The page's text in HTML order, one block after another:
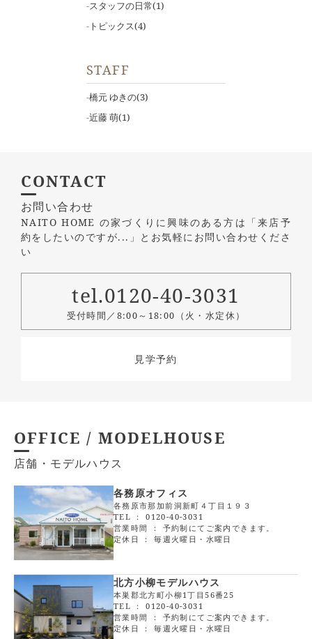
スタッフの日常(1)
トピックス(4)
STAFF
橋元 ゆきの(3)
近藤 萌(1)
CONTACT
お問い合わせ
NAITO HOME の家づくりに興味のある方は 「来店予
約をしたいのですが...」とお気軽にお問い合わせくださ
い
tel.0120-40-3031
受付時間／8:00～18:00（火・水定休）
見学予約
OFFICE / MODELHOUSE
店舗・モデルハウス
各務原オフィス
各務原市那加前洞新町４丁目１９３
TEL ：0120-40-3031
営業時間 ： 予約制にてご案内できます。
定休日 ： 毎週火曜日・水曜日
北方小柳モデルハウス
本巣郡北方町小柳1丁目56番25
TEL ：0120-40-3031
営業時間 ： 予約制にてご案内できます。
定休日 ： 毎週火曜日・水曜日